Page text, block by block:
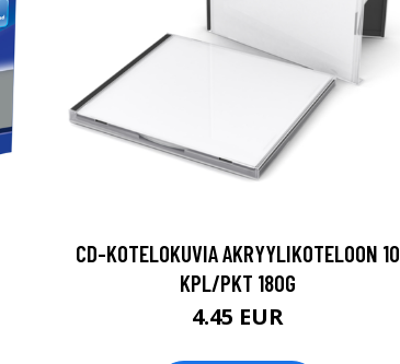
CD-KOTELOKUVIA AKRYYLIKOTELOON 10
KPL/PKT 180G
4.45 EUR